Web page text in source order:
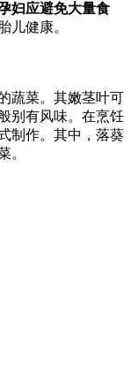
妇应避免大量食
儿健康。
蔬菜。其嫩茎叶可
别有风味。在烹饪
制作。其中，落葵
。